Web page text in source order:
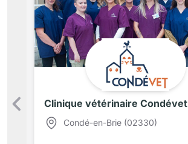
Clinique vétérinaire Condévet
Condé-en-Brie (02330)
Précédent